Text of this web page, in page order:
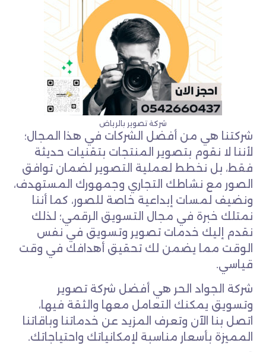
شركة تصوير بالرياض
شركتنا هي من أفضل الشركات في هذا المجال؛
لأننا لا نقوم بتصوير المنتجات بتقنيات حديثة
فقط، بل نخطط لعملية التصوير لضمان توافق
الصور مع نشاطك التجاري وجمهورك المستهدف،
ونضيف لمسات إبداعية خاصة للصور، كما أننا
نمتلك خبرة في مجال التسويق الرقمي؛ لذلك
نقدم إليك خدمات تصوير وتسويق في نفس
الوقت مما يضمن لك تحقيق أهدافك في وقت
قياسي.
شركة الجواد الحر هي أفضل شركة تصوير
وتسويق يمكنك التعامل معها والثقة فيها،
اتصل بنا الآن وتعرف المزيد عن خدماتنا وباقاتنا
المميزة بأسعار مناسبة لإمكانياتك واحتياجاتك.